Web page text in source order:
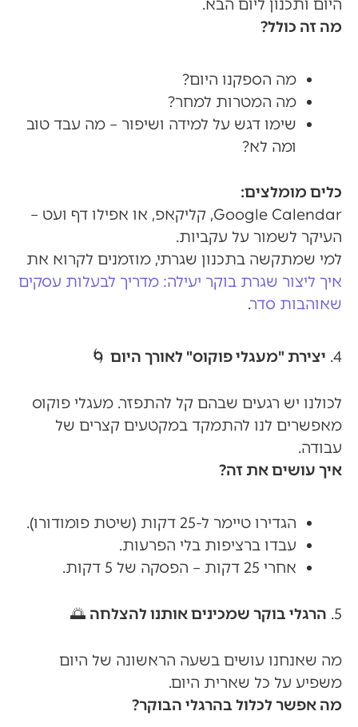
היום ותכנון ליום הבא.
מה זה כולל?
מה הספקנו היום?
מה המטרות למחר?
שימו דגש על למידה ושיפור – מה עבד טוב
ומה לא?
כלים מומלצים:
Google Calendar, קליקאפ, או אפילו דף ועט –
העיקר לשמור על עקביות.
למי שמתקשה בתכנון שגרתי, מוזמנים לקרוא את
איך ליצור שגרת בוקר יעילה: מדריך לבעלות עסקים
שאוהבות סדר.
4. יצירת "מעגלי פוקוס" לאורך היום 🌀
לכולנו יש רגעים שבהם קל להתפזר. מעגלי פוקוס
מאפשרים לנו להתמקד במקטעים קצרים של
עבודה.
איך עושים את זה?
הגדירו טיימר ל-25 דקות (שיטת פומודורו).
עבדו ברציפות בלי הפרעות.
אחרי 25 דקות – הפסקה של 5 דקות.
5. הרגלי בוקר שמכינים אותנו להצלחה 🌅
מה שאנחנו עושים בשעה הראשונה של היום
משפיע על כל שארית היום.
מה אפשר לכלול בהרגלי הבוקר?